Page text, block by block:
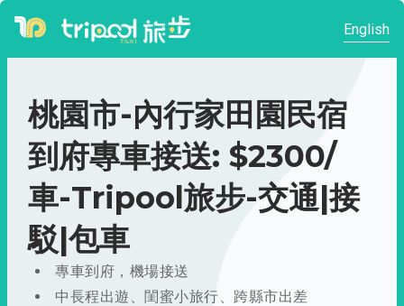
English
桃園市-內行家田園民宿
到府專車接送: $2300/
車-Tripool旅步-交通|接
駁|包車
專車到府，機場接送
中長程出遊、閨蜜小旅行、跨縣市出差